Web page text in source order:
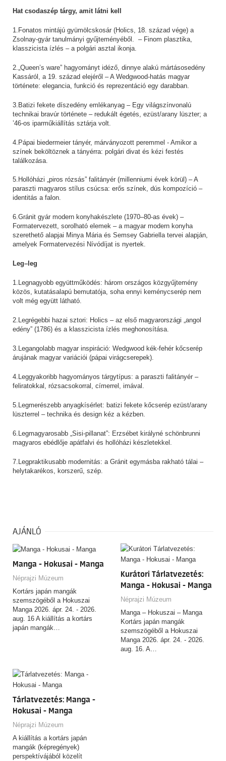
Hat csodaszép tárgy, amit látni kell
1.Fonatos mintájú gyümölcskosár (Holics, 18. század vége) a
Zsolnay-gyár tanulmányi gyűjteményéből. – Finom plasztika,
klasszicista ízlés – a polgári asztal ikonja.
2.„Queen’s ware” hagyományt idéző, dinnye alakú mártásosedény
Kassáról, a 19. század elejéről – A Wedgwood-hatás magyar
története: elegancia, funkció és reprezentáció egy darabban.
3.Batizi fekete díszedény emlékanyag – Egy világszínvonalú
technikai bravúr története – redukált égetés, ezüst/arany lüszter; a
’46-os iparműkiállítás sztárja volt.
4.Pápai biedermeier tányér, márványozott peremmel - Amikor a
színek beköltöznek a tányérra: polgári divat és kézi festés
találkozása.
5.Hollóházi „piros rózsás” falitányér (millenniumi évek körül) – A
paraszti magyaros stílus csúcsa: erős színek, dús kompozíció –
identitás a falon.
6.Gránit gyár modern konyhakészlete (1970–80-as évek) –
Formatervezett, sorolható elemek – a magyar modern konyha
szerethető alapjai Minya Mária és Semsey Gabriella tervei alapján,
amelyek Formatervezési Nívódíjat is nyertek.
Leg–leg
1.Legnagyobb együttműködés: három országos közgyűjtemény
közös, kutatásalapú bemutatója, soha ennyi keménycserép nem
volt még együtt látható.
2.Legrégebbi hazai sztori: Holics – az első magyarországi „angol
edény” (1786) és a klasszicista ízlés meghonosítása.
3.Legangolabb magyar inspiráció: Wedgwood kék-fehér kőcserép
árujának magyar variációi (pápai virágcserepek).
4.Leggyakoribb hagyományos tárgytípus: a paraszti falitányér –
feliratokkal, rózsacsokorral, címerrel, imával.
5.Legmerészebb anyagkísérlet: batizi fekete kőcserép ezüst/arany
lüszterrel – technika és design kéz a kézben.
6.Legmagyarosabb „Sisi-pillanat”: Erzsébet királyné schönbrunni
magyaros ebédlője apátfalvi és hollóházi készletekkel.
7.Legpraktikusabb modernitás: a Gránit egymásba rakható tálai –
helytakarékos, korszerű, szép.
AJÁNLÓ
Manga - Hokusai - Manga
Néprajzi Múzeum
Kortárs japán mangák
szemszögéből a Hokuszai
Manga 2026. ápr. 24. - 2026.
aug. 16 A kiállítás a kortárs
japán mangák…
Kurátori Tárlatvezetés:
Manga - Hokusai - Manga
Néprajzi Múzeum
Manga – Hokuszai – Manga
Kortárs japán mangák
szemszögéből a Hokuszai
Manga 2026. ápr. 24. - 2026.
aug. 16. A…
Tárlatvezetés: Manga -
Hokusai - Manga
Néprajzi Múzeum
A kiállítás a kortárs japán
mangák (képregények)
perspektívájából közelít